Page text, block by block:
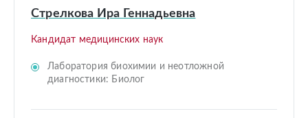
Стрелкова Ира Геннадьевна
Кандидат медицинских наук
Лаборатория биохимии и неотложной
диагностики: Биолог